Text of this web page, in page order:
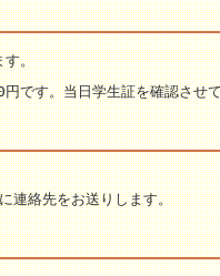
す。
です。当日学生証を確認させ
連絡先をお送りします。